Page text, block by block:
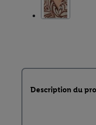
Description du